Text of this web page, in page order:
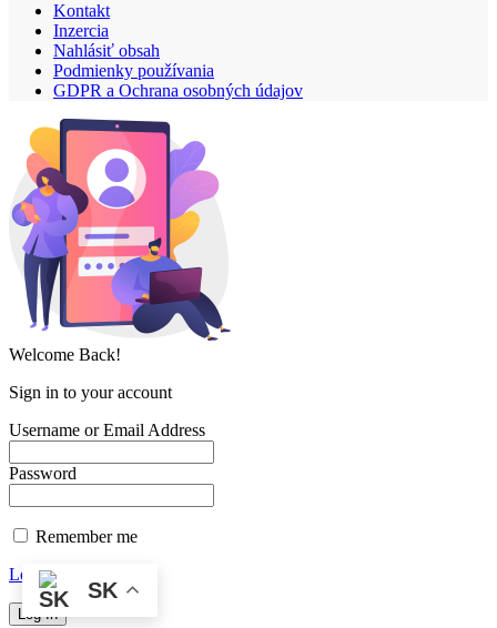
Kontakt
Inzercia
Nahlásiť obsah
Podmienky používania
GDPR a Ochrana osobných údajov
SK
Welcome Back!
Sign in to your account
Username or Email Address
Password
Remember me
Lost your password?